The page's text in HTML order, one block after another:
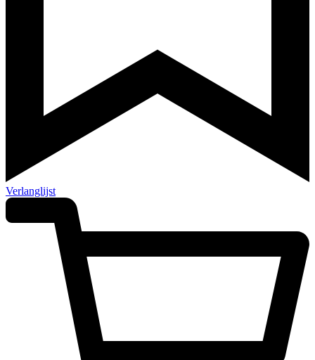
Verlanglijst